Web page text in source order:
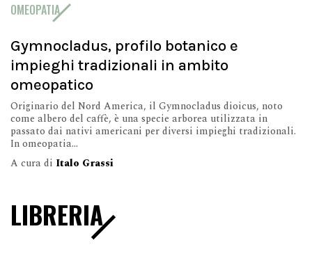
OMEOPATIA
Gymnocladus, profilo botanico e
impieghi tradizionali in ambito
omeopatico
Originario del Nord America, il Gymnocladus dioicus, noto
come albero del caffè, è una specie arborea utilizzata in
passato dai nativi americani per diversi impieghi tradizionali.
In omeopatia...
A cura di Italo Grassi
LIBRERIA